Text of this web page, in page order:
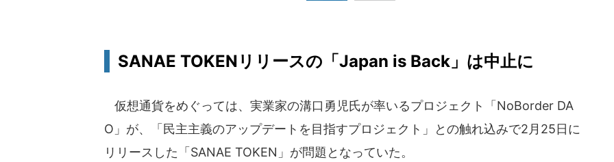
SANAE TOKENリリースの「Japan is Back」は中止に
仮想通貨をめぐっては、実業家の溝口勇児氏が率いるプロジェクト「NoBorder DA
O」が、「民主主義のアップデートを目指すプロジェクト」との触れ込みで2月25日に
リリースした「SANAE TOKEN」が問題となっていた。